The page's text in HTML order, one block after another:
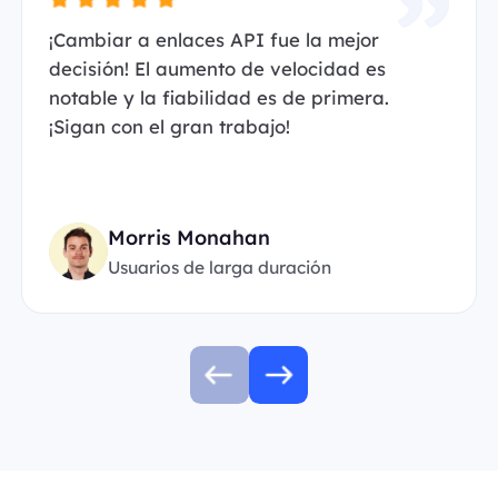
¡Cambiar a enlaces API fue la mejor
decisión! El aumento de velocidad es
notable y la fiabilidad es de primera.
¡Sigan con el gran trabajo!
Morris Monahan
Usuarios de larga duración